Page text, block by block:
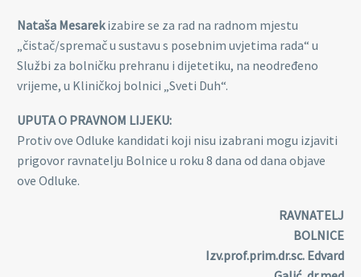
Nataša Mesarekizabire se za rad na radnom mjestu
„čistač/spremač u sustavu s posebnim uvjetima rada“ u
Službi za bolničku prehranu i dijetetiku, na neodređeno
vrijeme, u Kliničkoj bolnici „Sveti Duh“.
UPUTA O PRAVNOM LIJEKU:
Protiv ove Odluke kandidati koji nisu izabrani mogu izjaviti
prigovor ravnatelju Bolnice u roku 8 dana od dana objave
ove Odluke.
RAVNATELJ
BOLNICE
Izv.prof.prim.dr.sc. Edvard